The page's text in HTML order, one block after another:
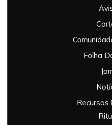
Folha
Recursos